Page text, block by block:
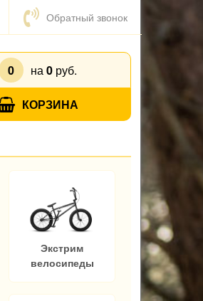
Обратный звонок
0 на 0руб.
КОРЗИНА
Экстрим
велосипеды